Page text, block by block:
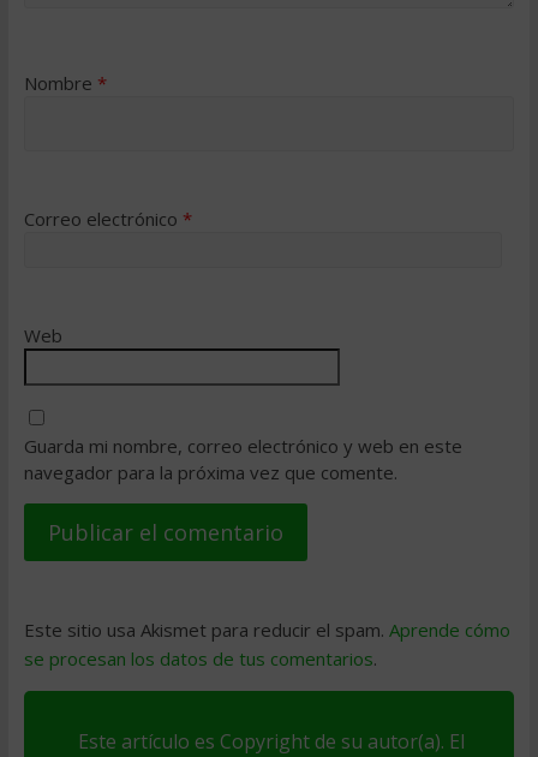
Nombre *
Correo electrónico *
Web
Guarda mi nombre, correo electrónico y web en este
navegador para la próxima vez que comente.
Este sitio usa Akismet para reducir el spam. Aprende cómo
se procesan los datos de tus comentarios.
Este artículo es Copyright de su autor(a). El